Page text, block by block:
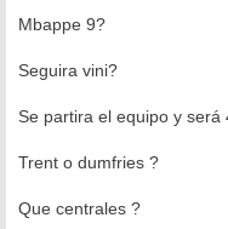
Mbappe 9?
Seguira vini?
Se partira el equipo y será
Trent o dumfries ?
Que centrales ?